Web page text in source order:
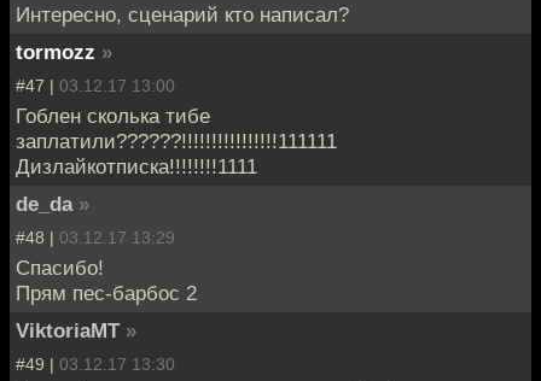
Интересно, сценарий кто написал?
tormozz »
#47 | 03.12.17 13:00
Гоблен сколька тибе
заплатили??????!!!!!!!!!!!!!!!!111111
Дизлайкотписка!!!!!!!!1111
de_da »
#48 | 03.12.17 13:29
Спасибо!
Прям пес-барбос 2
ViktoriaMT »
#49 | 03.12.17 13:30